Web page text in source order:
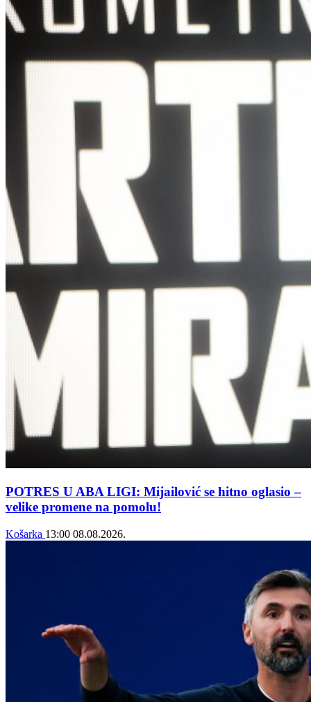
POTRES U ABA LIGI: Mijailović se hitno oglasio –
velike promene na pomolu!
Košarka 13:00 08.08.2026.